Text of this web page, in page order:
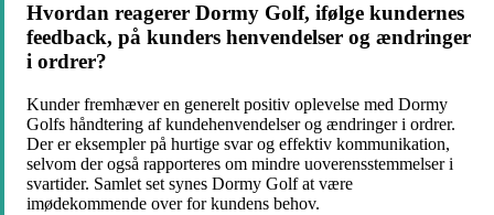
Hvordan reagerer Dormy Golf, ifølge kundernes
feedback, på kunders henvendelser og ændringer
i ordrer?
Kunder fremhæver en generelt positiv oplevelse med Dormy
Golfs håndtering af kundehenvendelser og ændringer i ordrer.
Der er eksempler på hurtige svar og effektiv kommunikation,
selvom der også rapporteres om mindre uoverensstemmelser i
svartider. Samlet set synes Dormy Golf at være
imødekommende over for kundens behov.